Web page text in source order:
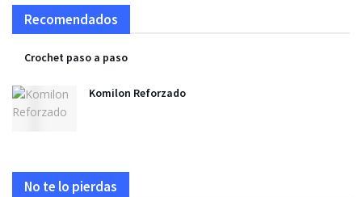
Recomendados
Crochet paso a paso
Komilon Reforzado
No te lo pierdas